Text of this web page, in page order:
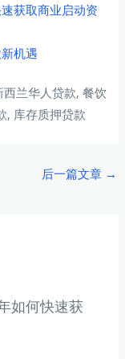
获取商业启动资
机遇
兰华人贷款, 餐饮
, 库存质押贷款
后一篇文章 →
如何快速获